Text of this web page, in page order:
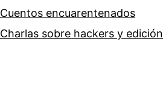
Cuentos encuarentenados
Charlas sobre hackers y edición